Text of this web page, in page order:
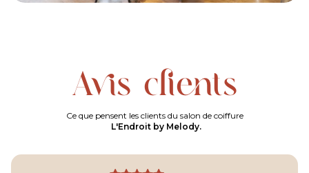
Avis clients
Ce que pensent les clients du salon de coiffure
L'Endroit by Melody.